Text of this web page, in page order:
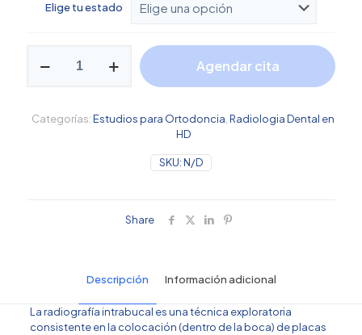
Elige tu estado
Periapical
cantidad
Agendar cita
SKU:N/D
Categorías:Estudios para Ortodoncia Radiologia Dental en
HD
Share
Descripción Información adicional
La radiografía intrabucal es una técnica exploratoria
consistente en la colocación (dentro de la boca) de placas